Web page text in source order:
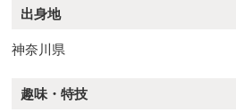
出身地
神奈川県
趣味・特技